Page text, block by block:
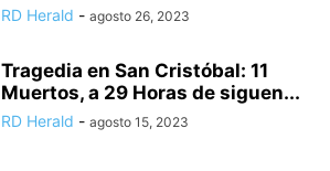
RD Herald - agosto 26, 2023
Tragedia en San Cristóbal: 11
Muertos, a 29 Horas de siguen...
RD Herald - agosto 15, 2023